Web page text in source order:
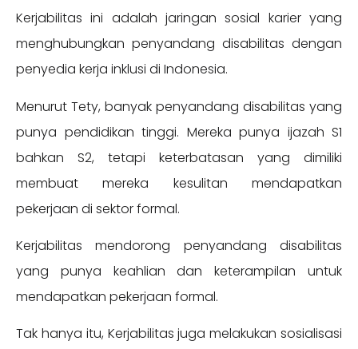
Kerjabilitas ini adalah jaringan sosial karier yang
menghubungkan penyandang disabilitas dengan
penyedia kerja inklusi di Indonesia.
Menurut Tety, banyak penyandang disabilitas yang
punya pendidikan tinggi. Mereka punya ijazah S1
bahkan S2, tetapi keterbatasan yang dimiliki
membuat mereka kesulitan mendapatkan
pekerjaan di sektor formal.
Kerjabilitas mendorong penyandang disabilitas
yang punya keahlian dan keterampilan untuk
mendapatkan pekerjaan formal.
Tak hanya itu, Kerjabilitas juga melakukan sosialisasi